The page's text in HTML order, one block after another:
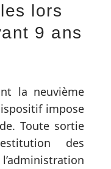
lors
9 ans
la neuvième
impose
Toute sortie
des